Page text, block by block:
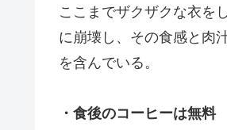
ここまでザクザクな衣を
に崩壊し、その食感と肉
を含んでいる。
・食後のコーヒーは無料